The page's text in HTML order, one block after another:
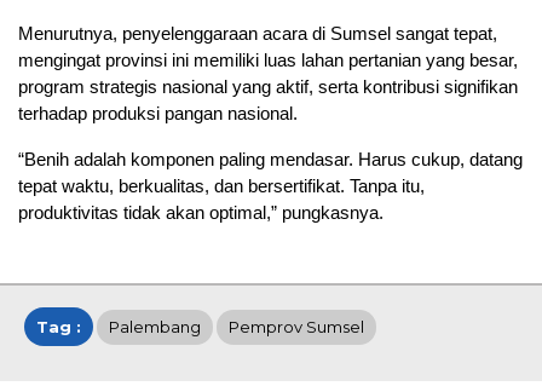
Menurutnya, penyelenggaraan acara di Sumsel sangat tepat,
mengingat provinsi ini memiliki luas lahan pertanian yang besar,
program strategis nasional yang aktif, serta kontribusi signifikan
terhadap produksi pangan nasional.
“Benih adalah komponen paling mendasar. Harus cukup, datang
tepat waktu, berkualitas, dan bersertifikat. Tanpa itu,
produktivitas tidak akan optimal,” pungkasnya.
Tag : Palembang Pemprov Sumsel